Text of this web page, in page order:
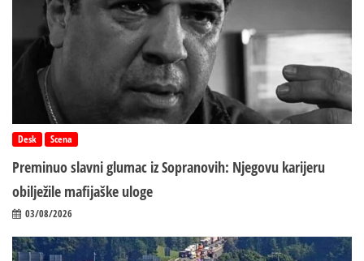
Desk Scena
Preminuo slavni glumac iz Sopranovih: Njegovu karijeru
obilježile mafijaške uloge
03/08/2026